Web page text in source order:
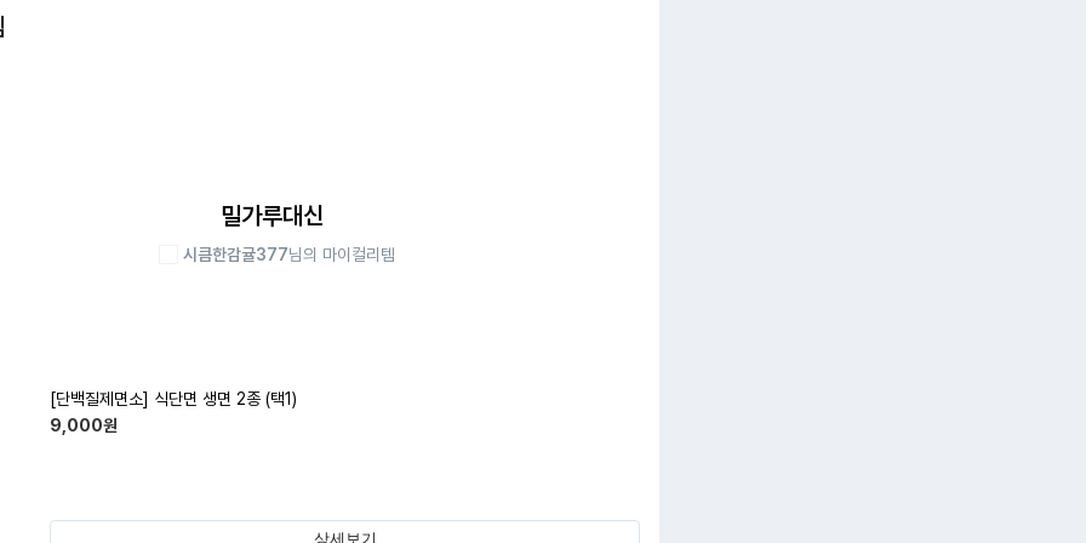
밀가루대신
시큼한감귤377님의 마이컬리템
[단백질제면소] 식단면 생면 2종 (택1)
9,000원
상세보기